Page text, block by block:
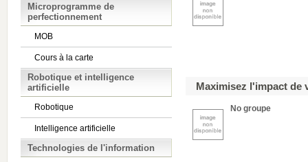
Microprogramme de
perfectionnement
MOB
Cours à la carte
Robotique et intelligence
artificielle
Robotique
Intelligence artificielle
Technologies de l'information
Maximisez l'impact de
No groupe